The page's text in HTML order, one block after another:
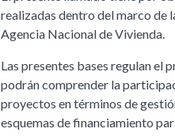
realizadas dentro del marco de
Agencia Nacional de Vivienda.
Las presentes bases regulan
podrán comprender la
proyectos en términos de
esquemas de financiamiento